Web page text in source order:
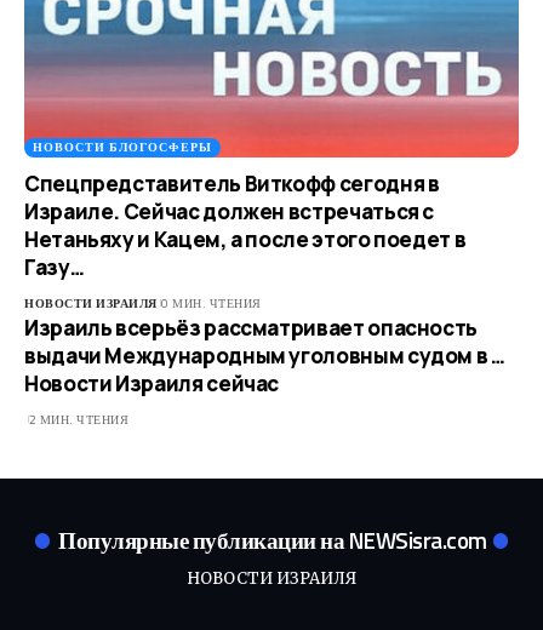
НОВОСТИ БЛОГОСФЕРЫ
Спецпредставитель Виткофф сегодня в
Израиле. Сейчас должен встречаться с
Нетаньяху и Кацем, а после этого поедет в
Газу…
НОВОСТИ ИЗРАИЛЯ 0 МИН. ЧТЕНИЯ
Израиль всерьёз рассматривает опасность
выдачи Международным уголовным судом в …​
Новости Израиля сейчас
2 МИН. ЧТЕНИЯ
Популярные публикации на NEWSisra.com
НОВОСТИ ИЗРАИЛЯ